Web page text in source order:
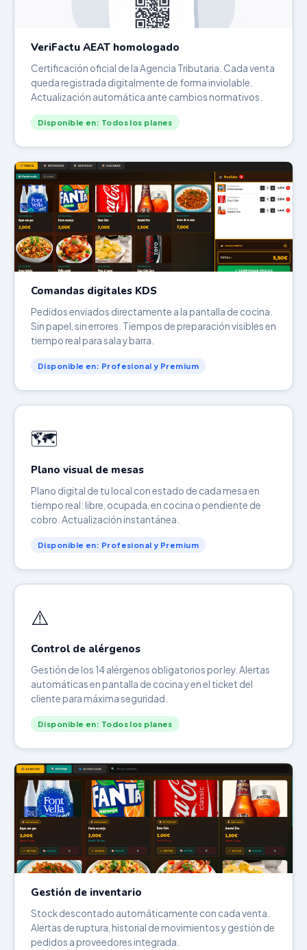
VeriFactu AEAT homologado
Certificación oficial de la Agencia Tributaria. Cada venta
queda registrada digitalmente de forma inviolable.
Actualización automática ante cambios normativos.
Disponible en: Todos los planes
Comandas digitales KDS
Pedidos enviados directamente a la pantalla de cocina.
Sin papel, sin errores. Tiempos de preparación visibles en
tiempo real para sala y barra.
Disponible en: Profesional y Premium
🗺️
Plano visual de mesas
Plano digital de tu local con estado de cada mesa en
tiempo real: libre, ocupada, en cocina o pendiente de
cobro. Actualización instantánea.
Disponible en: Profesional y Premium
⚠️
Control de alérgenos
Gestión de los 14 alérgenos obligatorios por ley. Alertas
automáticas en pantalla de cocina y en el ticket del
cliente para máxima seguridad.
Disponible en: Todos los planes
Gestión de inventario
Stock descontado automáticamente con cada venta.
Alertas de ruptura, historial de movimientos y gestión de
pedidos a proveedores integrada.